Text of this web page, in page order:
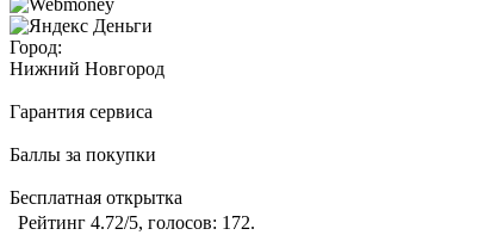
Город:
Нижний Новгород
Гарантия сервиса
Баллы за покупки
Бесплатная открытка
Рейтинг 4.72/5, голосов: 172.